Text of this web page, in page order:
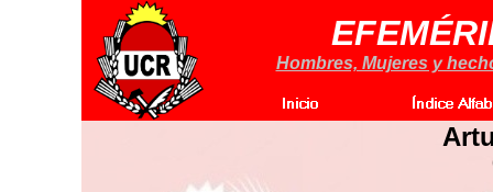
Hombres, Mujeres y